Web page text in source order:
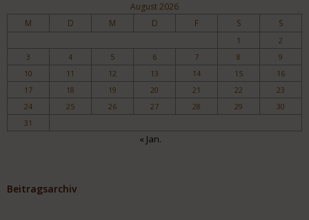
August 2026
M D M D F S S
1
2
3
4 5 6 7 8
9
10
11 12 13 14 15
16
17
18 19 20 21 22
23
24
25 26 27 28 29
30
31
« Jan.
Beitragsarchiv